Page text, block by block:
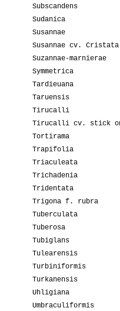
Subscandens
Sudanica
Susannae
Susannae cv. Cristata
Suzannae-marnierae
Symmetrica
Tardieuana
Taruensis
Tirucalli
Tirucalli cv. stick
Tortirama
Trapifolia
Triaculeata
Trichadenia
Tridentata
Trigona f. rubra
Tuberculata
Tuberosa
Tubiglans
Tulearensis
Turbiniformis
Turkanensis
Uhligiana
Umbraculiformis